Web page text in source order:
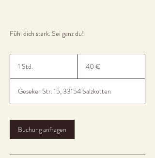
Fühl dich stark. Sei ganz du!
1 Std.
d
40 €
Geseker Str. 15, 33154 Salzkotten
Buchung anfragen